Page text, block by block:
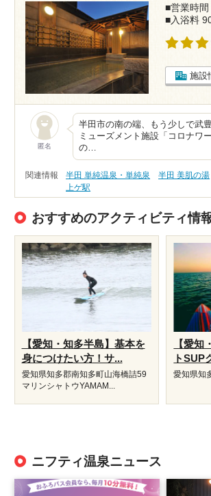
■営業時
■入浴料
施設
匿名
半田市の南の端、もう少しで武
ミューズメント施設「コロナワ
の…
関連情報 半田 単純温泉・単純泉 半田 美肌の湯
上ゲ駅
おすすめのアクティビティ情
【愛知・知多半島】基本を
身につけたい方！サ...
愛知県知多郡南知多町山海橋詰59
マリンシャトウYAMAM...
【愛知
トSUP
愛知県知
ニフティ温泉ニュース